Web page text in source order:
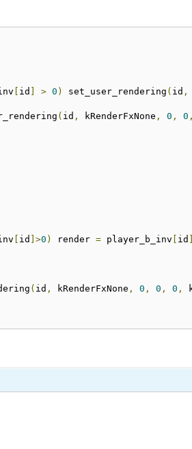
[ id ] > 0 ) set_user_rendering ( id ,
( id , kRenderFxNone , 0 , 0
[ id ]>0 ) render = player_b_inv [ id
( id , kRenderFxNone , 0 , 0 , 0 ,